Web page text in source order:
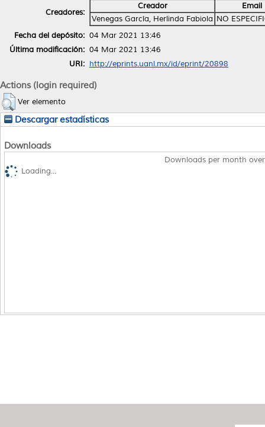
Creadores:
Creador
Email
Venegas García, Herlinda Fabiola NO
Fecha del depósito: 04 Mar 2021 13:46
Última modificación: 04 Mar 2021 13:46
URI: http://eprints.uanl.mx/id/eprint/20898
Actions (login required)
Ver elemento
Descargar estadísticas
Downloads
Downloads per month
Loading...